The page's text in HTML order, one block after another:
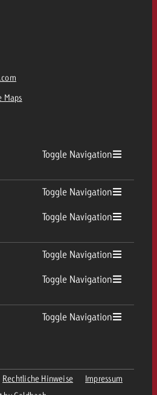
Maps
Toggle Navigation
Toggle Navigation
Team
Toggle Navigation
Toggle Navigation
Toggle Navigation
Toggle Navigation
Rechtliche Hinweise Impressum